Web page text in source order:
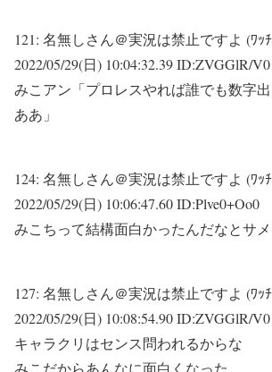
121: 名無しさん＠実況は禁止ですよ (ﾜｯ
2022/05/29(日) 10:04:32.39 ID:ZVGGlR/V0
みこアン「プロレスやれば誰でも数字
ああ」
124: 名無しさん＠実況は禁止ですよ (ﾜｯ
2022/05/29(日) 10:06:47.60 ID:Plve0+Oo0
みこちって結構面白かったんだなとサ
127: 名無しさん＠実況は禁止ですよ (ﾜｯ
2022/05/29(日) 10:08:54.90 ID:ZVGGlR/V0
キャラクリはセンス問われるからな
みこだからあんなに面白くなった